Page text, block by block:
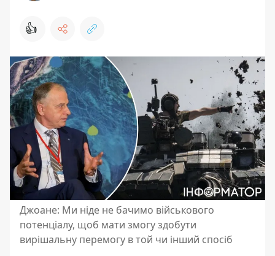
👍
Джоане: Ми ніде не бачимо військового
потенціалу, щоб мати змогу здобути
вирішальну перемогу в той чи інший спосіб